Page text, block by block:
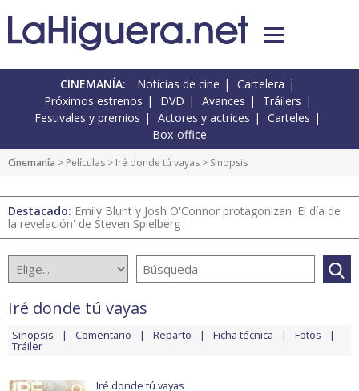
CINEMANÍA: Noticias de cine
Cartelera
Próximos estrenos
DVD Avances
Tráilers
Festivales y premios
Actores y actrices
Carteles
Box-office
Cinemanía > Películas > Iré donde tú vayas > Sinopsis
Destacado: Emily Blunt y Josh O'Connor protagonizan 'El día de
la revelación' de Steven Spielberg
Iré donde tú vayas
Sinopsis Comentario Reparto Ficha técnica Fotos
Tráiler
Iré donde tú vayas